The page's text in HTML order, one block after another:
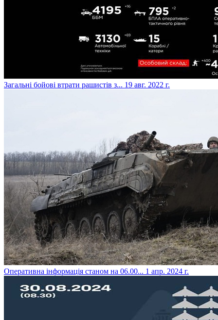
​Загальні бойові втрати рашистів з... 19 авг. 2022 г.
​Оперативна інформація станом на 06.00... 1 апр. 2024 г.